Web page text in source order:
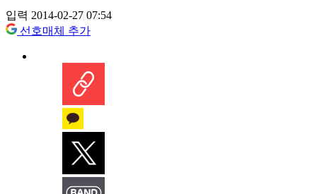
입력 2014-02-27 07:54
선호매체 추가